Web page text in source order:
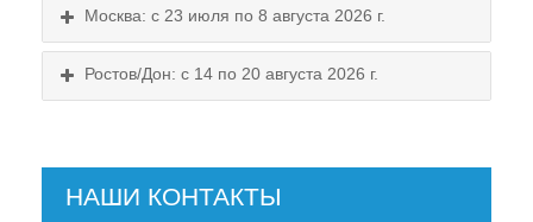
Москва: с 23 июля по 8 августа 2026 г.
Ростов/Дон: с 14 по 20 августа 2026 г.
НАШИ КОНТАКТЫ